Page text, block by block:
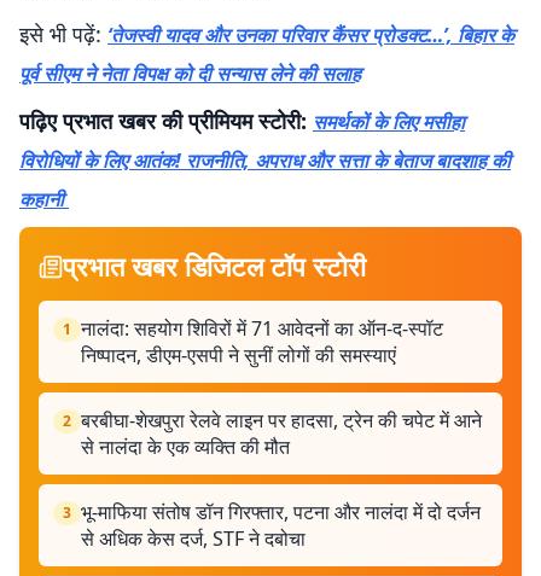
इसे भी पढ़ें: ‘तेजस्वी यादव और उनका परिवार कैंसर प्रोडक्ट…’, बिहार के
पूर्व सीएम ने नेता विपक्ष को दी सन्यास लेने की सलाह
पढ़िए प्रभात खबर की प्रीमियम स्टोरी: समर्थकों के लिए मसीहा
विरोधियों के लिए आतंक! राजनीति, अपराध और सत्ता के बेताज बादशाह की
कहानी
प्रभात खबर डिजिटल टॉप स्टोरी
1 नालंदा: सहयोग शिविरों में 71 आवेदनों का ऑन-द-स्पॉट
निष्पादन, डीएम-एसपी ने सुनीं लोगों की समस्याएं
2 बरबीघा-शेखपुरा रेलवे लाइन पर हादसा, ट्रेन की चपेट में आने
से नालंदा के एक व्यक्ति की मौत
3 भू-माफिया संतोष डॉन गिरफ्तार, पटना और नालंदा में दो दर्जन
से अधिक केस दर्ज, STF ने दबोचा